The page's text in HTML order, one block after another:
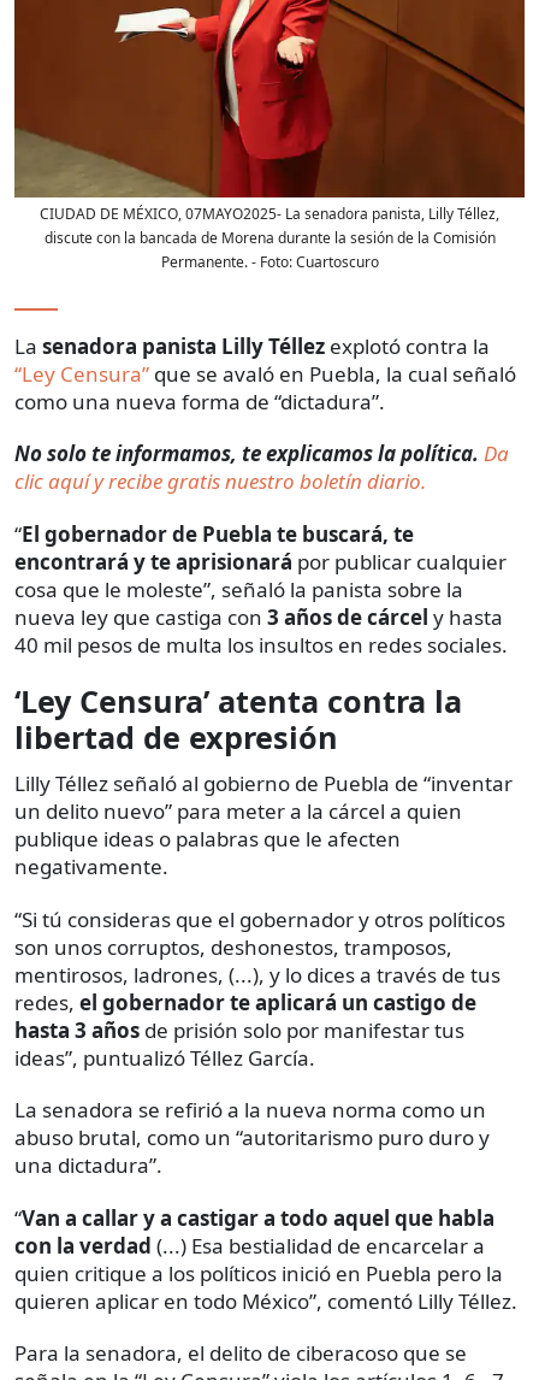
CIUDAD DE MÉXICO, 07MAYO2025- La senadora panista, Lilly Téllez,
discute con la bancada de Morena durante la sesión de la Comisión
Permanente.- Foto:Cuartoscuro
La senadora panista Lilly Téllez explotó contra la
“Ley Censura” que se avaló en Puebla, la cual señaló
como una nueva forma de “dictadura”.
No solo te informamos, te explicamos la política. Da
clic aquí y recibe gratis nuestro boletín diario.
“El gobernador de Puebla te buscará, te
encontrará y te aprisionará por publicar cualquier
cosa que le moleste”, señaló la panista sobre la
nueva ley que castiga con 3 años de cárcel y hasta
40 mil pesos de multa los insultos en redes sociales.
‘Ley Censura’ atenta contra la
libertad de expresión
Lilly Téllez señaló al gobierno de Puebla de “inventar
un delito nuevo” para meter a la cárcel a quien
publique ideas o palabras que le afecten
negativamente.
“Si tú consideras que el gobernador y otros políticos
son unos corruptos, deshonestos, tramposos,
mentirosos, ladrones, (...), y lo dices a través de tus
redes, el gobernador te aplicará un castigo de
hasta 3 años de prisión solo por manifestar tus
ideas”, puntualizó Téllez García.
La senadora se refirió a la nueva norma como un
abuso brutal, como un “autoritarismo puro duro y
una dictadura”.
“Van a callar y a castigar a todo aquel que habla
con la verdad (...) Esa bestialidad de encarcelar a
quien critique a los políticos inició en Puebla pero la
quieren aplicar en todo México”, comentó Lilly Téllez.
Para la senadora, el delito de ciberacoso que se